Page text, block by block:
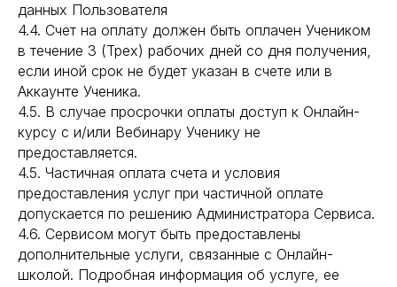
данных Пользователя
4.4. Счет на оплату должен быть оплачен Учеником
в течение 3 (Трех) рабочих дней со дня получения,
если иной срок не будет указан в счете или в
Аккаунте Ученика.
4.5. В случае просрочки оплаты доступ к Онлайн-
курсу с и/или Вебинару Ученику не
предоставляется.
4.5. Частичная оплата счета и условия
предоставления услуг при частичной оплате
допускается по решению Администратора Сервиса.
4.6. Сервисом могут быть предоставлены
дополнительные услуги, связанные с Онлайн-
школой. Подробная информация об услуге, ее